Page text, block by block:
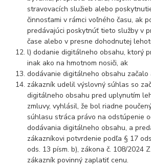
stravovacích služieb alebo
činnosťami v rámci voľného času, ak
predávajúci poskytnúť tieto služby v
čase alebo v presne dohodnutej
l) dodanie digitálneho obsahu, ktorý
inak ako na hmotnom nosiči, ak
dodávanie digitálneho obsahu začalo
zákazník udelil výslovný súhlas so
digitálneho obsahu pred uplynutím
zmluvy, vyhlásil, že bol riadne
súhlasu stráca právo na odstúpenie
dodávania digitálneho obsahu, a
zákazníkovi potvrdenie podľa § 17
ods. 13 písm. b), zákona č. 108/2024
zákazník povinný zaplatiť cenu.